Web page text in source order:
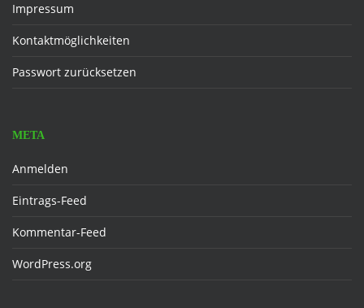
Impressum
Kontaktmöglichkeiten
Passwort zurücksetzen
META
Anmelden
Eintrags-Feed
Kommentar-Feed
WordPress.org